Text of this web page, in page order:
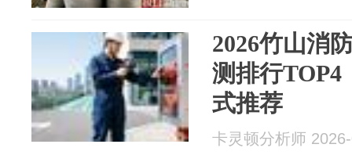
2026竹山消
测排行TOP4
式推荐
卡灵顿分析师